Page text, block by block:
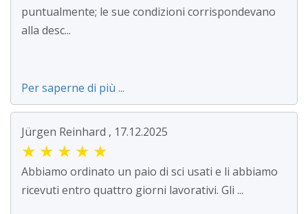
puntualmente; le sue condizioni corrispondevano
alla desc...
Per saperne di più ...
Jürgen Reinhard , 17.12.2025
★ ★ ★ ★ ★
Abbiamo ordinato un paio di sci usati e li abbiamo
ricevuti entro quattro giorni lavorativi. Gli ...